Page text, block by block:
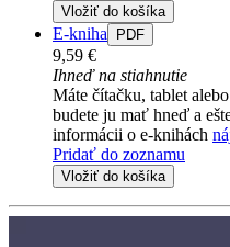
Vložiť do košíka
E-kniha PDF
9,59 €
Ihneď na stiahnutie
Máte čítačku, tablet
budete ju mať hneď a
informácii o e-knihách
Pridať do zoznamu
Vložiť do košíka